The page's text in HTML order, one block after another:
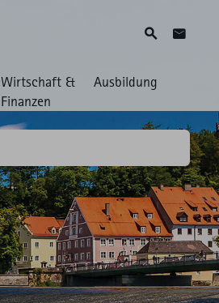
SucheZum
Wirtschaft &
Finanzen
Ausbildung